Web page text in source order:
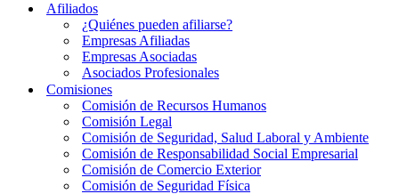
Afiliados
¿Quiénes pueden afiliarse?
Empresas Afiliadas
Empresas Asociadas
Asociados Profesionales
Comisiones
Comisión de Recursos Humanos
Comisión Legal
Comisión de Seguridad, Salud Laboral y Ambiente
Comisión de Responsabilidad Social Empresarial
Comisión de Comercio Exterior
Comisión de Seguridad Física